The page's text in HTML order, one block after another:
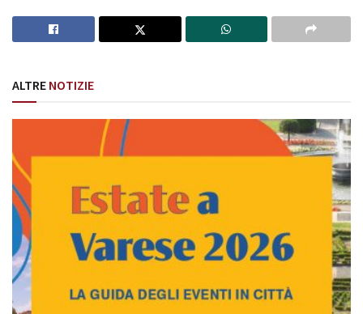
ALTRE NOTIZIE